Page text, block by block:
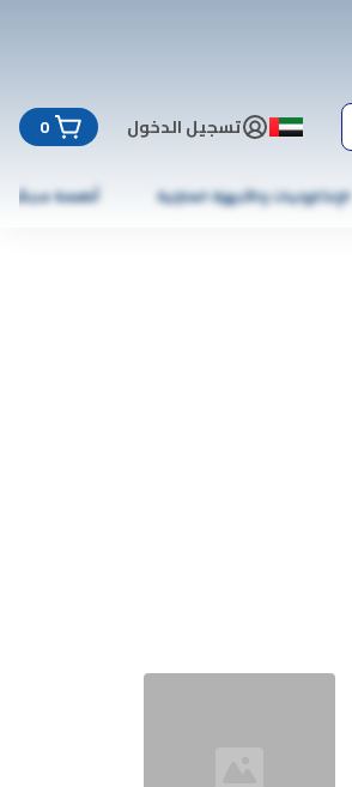
تسجيل الدخول 0
الإلكترونيات والأجهزة المنزلية أطعمة مجمّدة